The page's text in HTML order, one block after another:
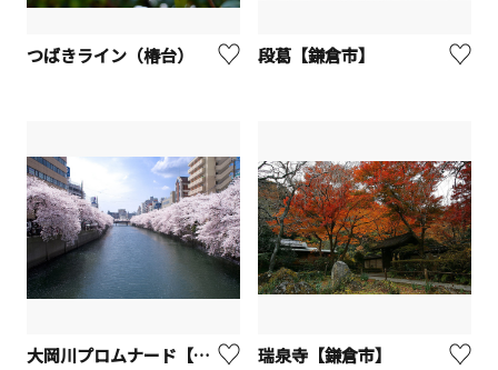
つばきライン（椿台） 段葛【鎌倉市】
大岡川プロムナード【横浜市】 瑞泉寺【鎌倉市】